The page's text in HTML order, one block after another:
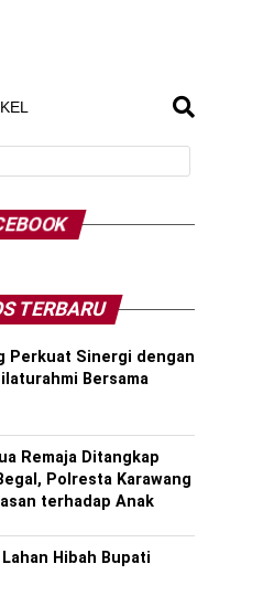
TERBARU
Perkuat Sinergi dengan
Bersama
Remaja Ditangkap
Polresta Karawang
terhadap Anak
Hibah Bupati